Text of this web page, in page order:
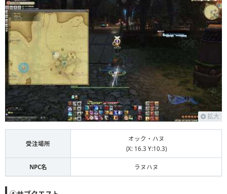
拡大
受注場所
オック・ハヌ
(X: 16.3 Y:10.3)
NPC名 ラヌハヌ